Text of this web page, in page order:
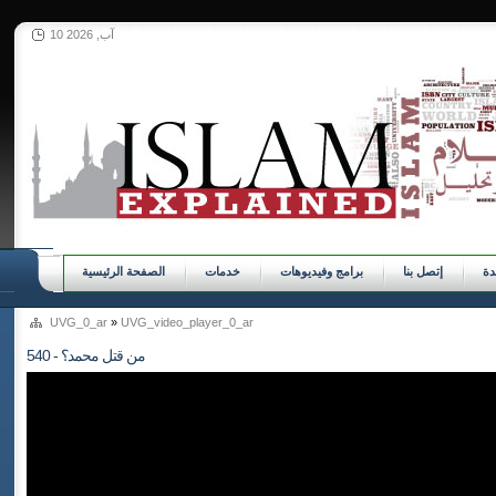
10 آب, 2026
الصفحة الرئيسية خدمات برامج وفيديوهات إتصل بنا
UVG_0_ar » UVG_video_player_0_ar
540 - من قتل محمد؟